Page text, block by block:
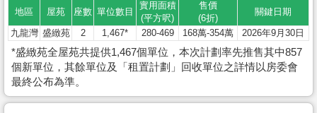
地區 屋苑 座數 單位數目
實用面積
(平方呎)
售價
(6折)
關鍵日期
九龍灣 盛緻苑 2 1,467* 280-469 168萬-354萬 2026年9月30日
*盛緻苑全屋苑共提供1,467個單位，本次計劃率先推售其中857
個新單位，其餘單位及「租置計劃」回收單位之詳情以房委會
最終公布為準。